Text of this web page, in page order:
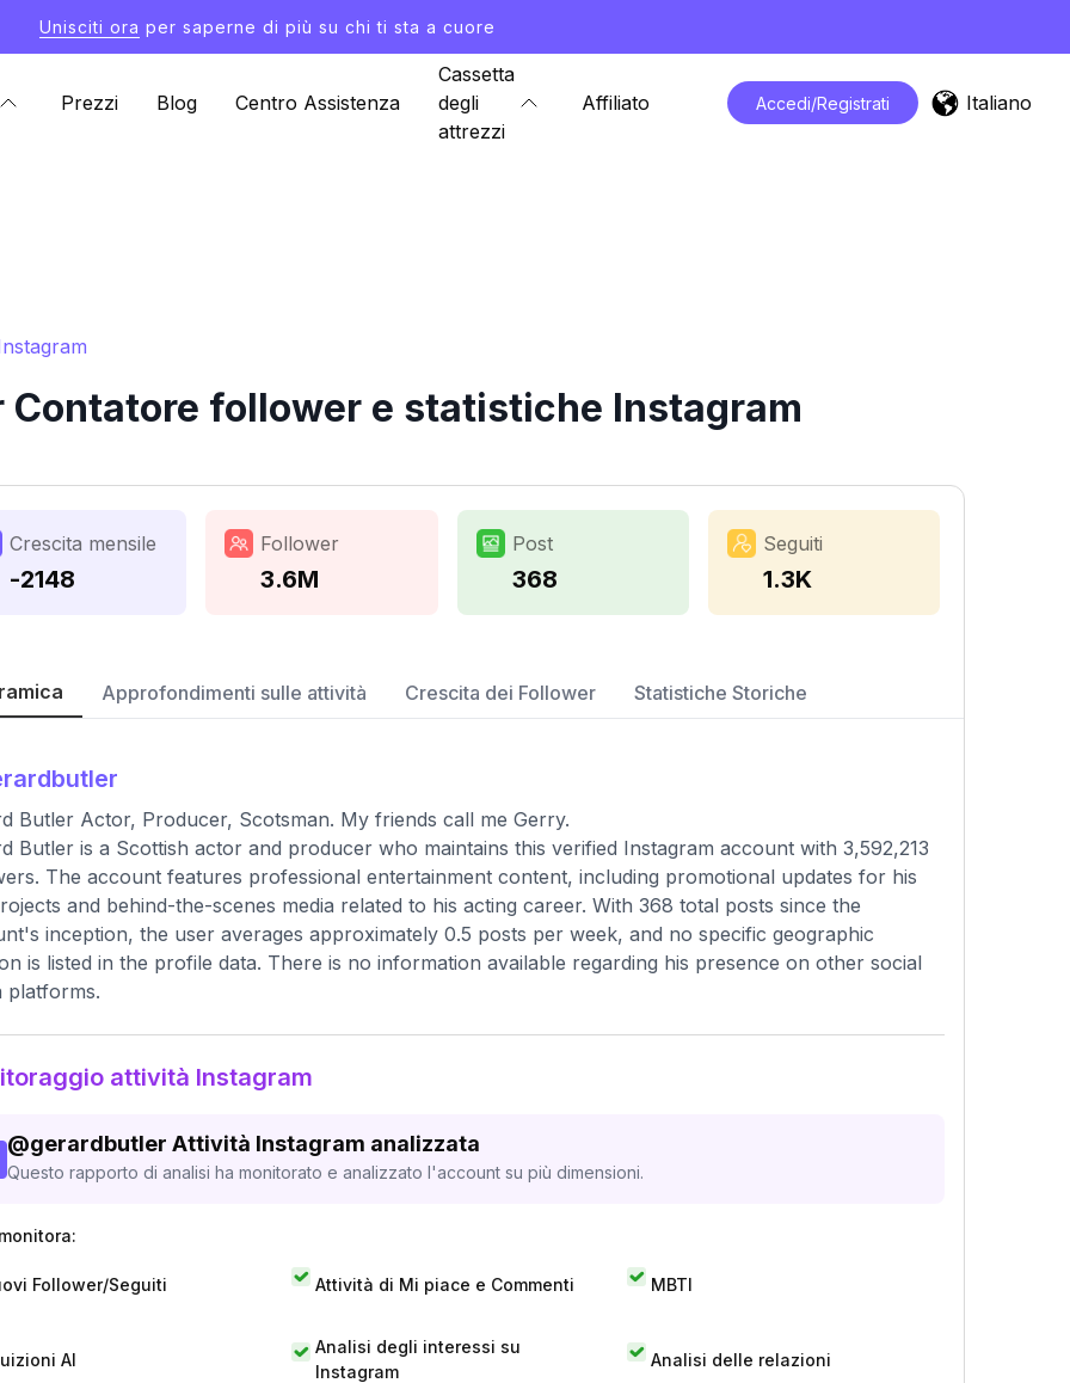
Unisciti ora per saperne di più su chi ti sta a cuore
Prezzi Blog Centro Assistenza
Cassetta
degli
attrezzi
Affiliato Accedi/Registrati Italiano
Contatore follower e statistiche Instagram
Crescita mensile
-2148
Follower
3.6M
Post
368
Seguiti
1.3K
Approfondimenti sulle attività Crescita dei Follower Statistiche Storiche
Butler Actor, Producer, Scotsman. My friends call me Gerry.
Butler is a Scottish actor and producer who maintains this verified Instagram account with 3,592,213
The account features professional entertainment content, including promotional updates for his
and behind-the-scenes media related to his acting career. With 368 total posts since the
inception, the user averages approximately 0.5 posts per week, and no specific geographic
is listed in the profile data. There is no information available regarding his presence on other social
platforms.
attività Instagram
@gerardbutler Attività Instagram analizzata
Questo rapporto di analisi ha monitorato e analizzato l'account su più dimensioni.
Follower/Seguiti Attività di Mi piace e Commenti MBTI
AI
Analisi degli interessi su
Instagram
Analisi delle relazioni